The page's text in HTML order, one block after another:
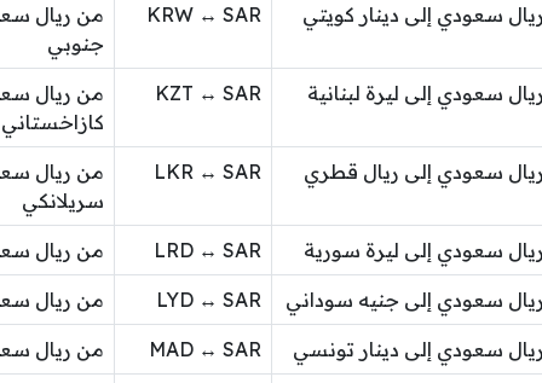
سعودي إلى دينار كويتي KRW ↔ SAR
من ريال
جنوبي
سعودي إلى ليرة لبنانية KZT ↔ SAR
من ريال
كازاخستاني
سعودي إلى ريال قطري LKR ↔ SAR
من ريال
سريلانكي
سعودي إلى ليرة سورية LRD ↔ SAR من ريال
سعودي إلى جنيه سوداني LYD ↔ SAR من ريال
سعودي إلى دينار تونسي MAD ↔ SAR من ريال